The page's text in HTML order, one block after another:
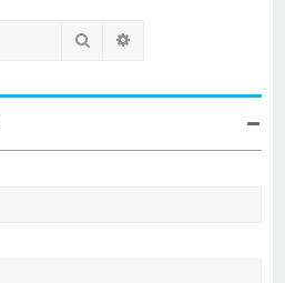
Rechercher